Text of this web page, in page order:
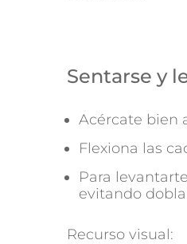
Sentarse y
Acércate bien
Flexiona las
Para
evitando
Recurso visual: